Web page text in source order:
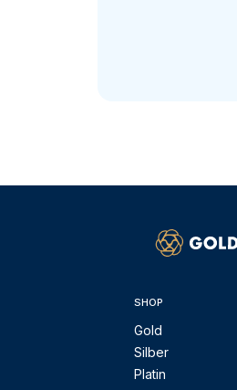
SHOP
Gold
Silber
Platin